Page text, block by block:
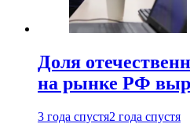
Доля
на рынке РФ
3 года спустя2 года спустя